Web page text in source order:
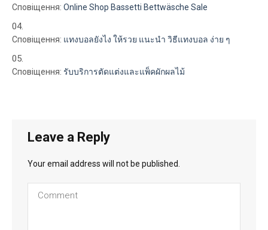
Сповіщення: Online Shop Bassetti Bettwäsche Sale
Сповіщення: แทงบอลยังไง ให้รวย แนะนำ วิธีแทงบอล ง่าย ๆ
Сповіщення: รับบริการตัดแต่งและแพ็คผักผลไม้
Leave a Reply
Your email address will not be published.